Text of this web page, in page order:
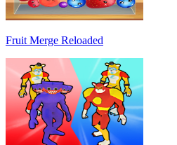
Fruit Merge Reloaded